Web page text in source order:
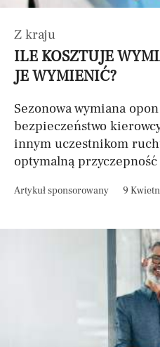
Z kraju
ILE KOSZTUJE
JE WYMIENIĆ?
Sezonowa wymiana
bezpieczeństwo
innym uczestnikom
optymalną przyczepność
Artykuł sponsorowany 9